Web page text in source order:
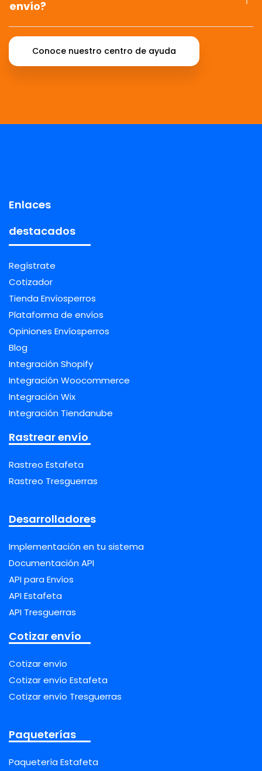
envío?
Conoce nuestro centro de ayuda
Enlaces
destacados
Regístrate
Cotizador
Tienda Envíosperros
Plataforma de envíos
Opiniones Envíosperros
Blog
Integración Shopify
Integración Woocommerce
Integración Wix
Integración Tiendanube
Rastrear envío
Rastreo Estafeta
Rastreo Tresguerras
Desarrolladores
Implementación en tu sistema
Documentación API
API para Envíos
API Estafeta
API Tresguerras
Cotizar envío
Cotizar envío
Cotizar envío Estafeta
Cotizar envío Tresguerras
Paqueterías
Paquetería Estafeta